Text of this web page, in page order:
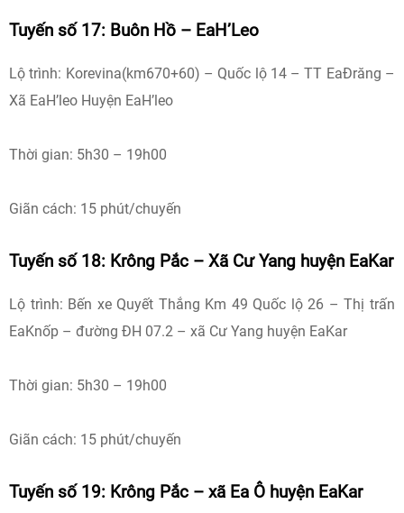
Tuyến số 17: Buôn Hồ – EaH’Leo
Lộ trình: Korevina(km670+60) – Quốc lộ 14 – TT EaĐrăng –
Xã EaH’leo Huyện EaH’leo
Thời gian: 5h30 – 19h00
Giãn cách: 15 phút/chuyến
Tuyến số 18: Krông Pắc – Xã Cư Yang huyện EaKar
Lộ trình: Bến xe Quyết Thắng Km 49 Quốc lộ 26 – Thị trấn
EaKnốp – đường ĐH 07.2 – xã Cư Yang huyện EaKar
Thời gian: 5h30 – 19h00
Giãn cách: 15 phút/chuyến
Tuyến số 19: Krông Pắc – xã Ea Ô huyện EaKar